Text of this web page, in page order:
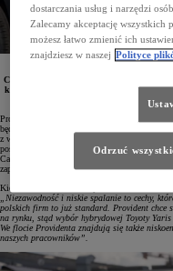
Cross, z czego 100 sztuk już zostało
których firma zdecydowała się na ten
oraz podwyższone zawieszenie
Provident zdecydował się na wybór modeli
będą służyć przedstawicielom handlowym w
z wyjątkowo niskim zużyciem paliwa
posiada między innymi bezprzewodową
CarPlay® i Android Auto™, systemy
zapobiegający kolizjom podczas
Kierowniczka Biura Zakupów Provident
„Niezawodność i niskie spalanie to cechy,
polskich firm to już standard. Provident chce
na rynku, stąd wybór hybrydowej Toyoty
We flocie Providenta znajdują się także
naszych pracowników”.
dostarczania usług i narzędzi
Zalecamy akceptację wszystkich
możesz łatwo zmienić ich
znajdziesz w naszej Polityce
Odrzuć